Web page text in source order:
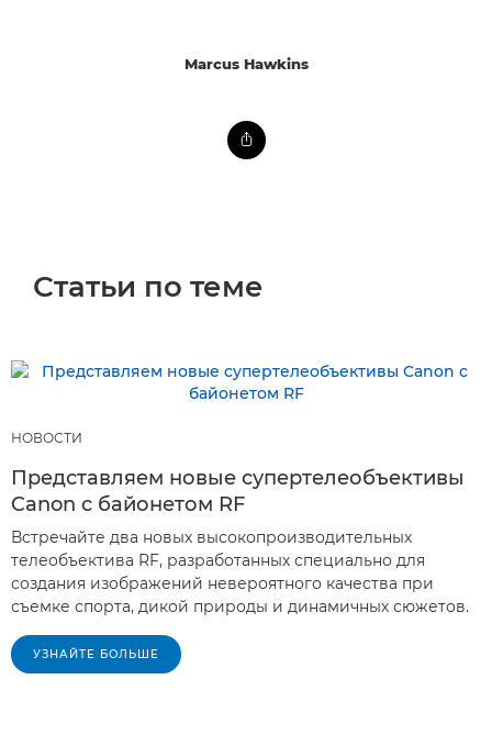
Marcus Hawkins
Статьи по теме
НОВОСТИ
Представляем новые супертелеобъективы
Canon с байонетом RF
Встречайте два новых высокопроизводительных
телеобъектива RF, разработанных специально для
создания изображений невероятного качества при
съемке спорта, дикой природы и динамичных сюжетов.
УЗНАЙТЕ БОЛЬШЕ